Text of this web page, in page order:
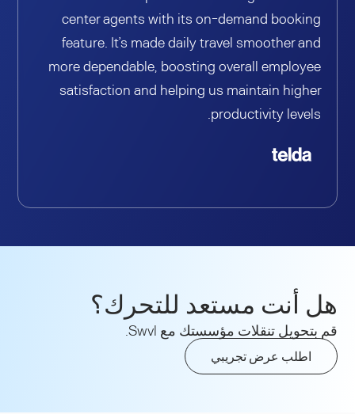
center agents with its on-demand booking
feature. It’s made daily travel smoother and
more dependable, boosting overall employee
satisfaction and helping us maintain higher
productivity levels.
هل أنت مستعد للتحرك؟
قم بتحويل تنقلات مؤسستك مع Swvl.
اطلب عرض تجريبي